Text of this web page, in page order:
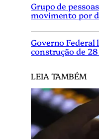
Grupo de
movimento por
Governo Federal
construção de 28
LEIA TAMBÉM